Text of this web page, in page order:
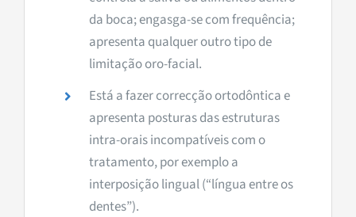
da boca; engasga-se com frequência;
apresenta qualquer outro tipo de
limitação oro-facial.
Está a fazer correcção ortodôntica e
apresenta posturas das estruturas
intra-orais incompatíveis com o
tratamento, por exemplo a
interposição lingual (“língua entre os
dentes”).